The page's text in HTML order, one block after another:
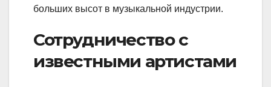
больших высот в музыкальной индустрии.
Сотрудничество с
известными артистами